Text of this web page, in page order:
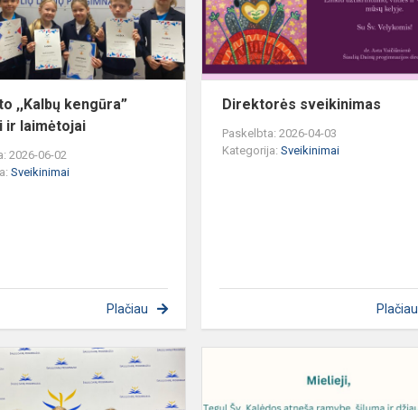
ir
laimėtojai
,,Kalbų kengūra”
ir laimėtojai
2026-06-02
Sveikinimai
Plačiau
Direktorės sveikinimas
Paskelbta: 2026-04-03
Kategorija:Sveikinimai
Plačiau
kompiuterinio
atviruko